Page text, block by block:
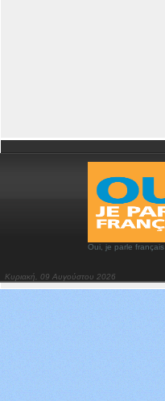
Oui, je parle français
Κυριακή, 09 Αυγούστου 2026